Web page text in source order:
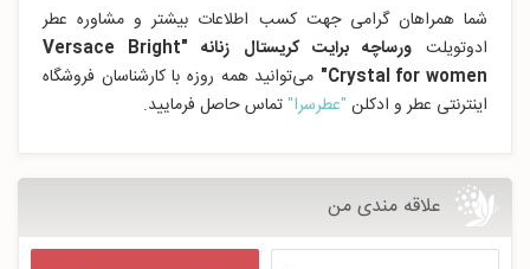
شما همراهان گرامی جهت کسب اطلاعات بیشتر و مشاوره عطر
ادوتویلت
ورساچه برایت کریستال زنانه "Versace Bright
Crystal for women" می‌توانید همه روزه با کارشناسان فروشگاه
اینترنتی عطر و ادکلن "عطرسرا"تماس حاصل فرمایید.
علاقه مندی من